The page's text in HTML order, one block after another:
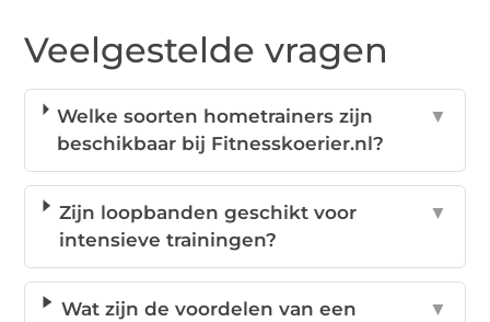
Veelgestelde vragen
Welke soorten hometrainers zijn
beschikbaar bij Fitnesskoerier.nl?
▼
Zijn loopbanden geschikt voor
intensieve trainingen?
▼
Wat zijn de voordelen van een
▼